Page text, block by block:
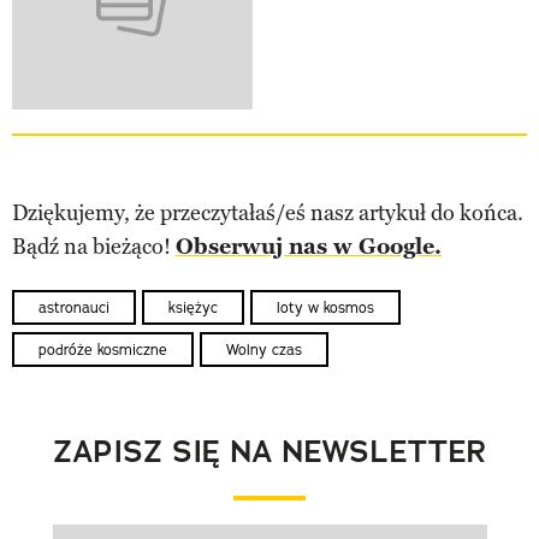
Dziękujemy, że przeczytałaś/eś nasz artykuł do końca.
Bądź na bieżąco! Obserwuj nas w Google.
astronauci księżyc loty w kosmos
podróże kosmiczne Wolny czas
ZAPISZ SIĘ NA NEWSLETTER